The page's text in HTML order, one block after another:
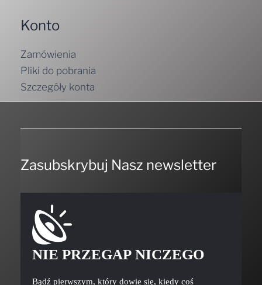
Konto
Zamówienia
Pliki do pobrania
Szczegóły konta
Zasubskrybuj Nasz newsletter
NIE PRZEGAP NICZEGO
Bądź pierwszym, który dowie się, kiedy coś